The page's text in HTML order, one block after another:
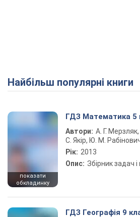
Найбільш популярні книги
показати
обкладинку
ГДЗ Математика 5
Автори: А. Г.
С. Якір, Ю. М.
Рік: 2013
Опис: Збірник задач
ГДЗ Географія 9